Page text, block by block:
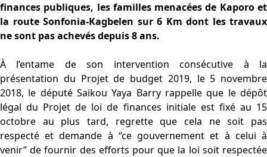
finances publiques, les familles menacées de Kaporo et
la route Sonfonia-Kagbelen sur 6 Km dont les travaux
ne sont pas achevés depuis 8 ans.
À l’entame de son intervention consécutive à la
présentation du Projet de budget 2019, le 5 novembre
2018, le député Saikou Yaya Barry rappelle que le dépôt
légal du Projet de loi de finances initiale est fixé au 15
octobre au plus tard, regrette que cela ne soit pas
respecté et demande à “ce gouvernement et à celui à
venir” de fournir des efforts pour que la loi soit respectée